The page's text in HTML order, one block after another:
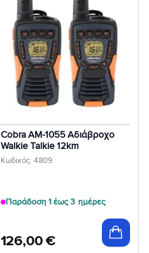
Κωδικός: 4809
Cobra AM-1055 Αδιάβροχο
Walkie Talkie 12km
126,00€
Παράδοση 1 έως 3 ημέρες